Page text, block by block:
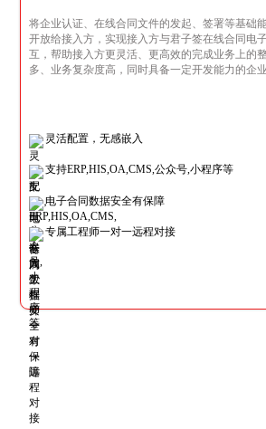
将企业认证、在线合同文件的发起、签署等基础
开放给接入方，实现接入方与君子签在线合同电
互，帮助接入方更灵活、更高效的完成业务上的
多、业务复杂度高，同时具备一定开发能力的企业
灵活配置，无感嵌入
支持ERP,HIS,OA,CMS,公众号,小程序等
电子合同数据安全有保障
专属工程师一对一远程对接